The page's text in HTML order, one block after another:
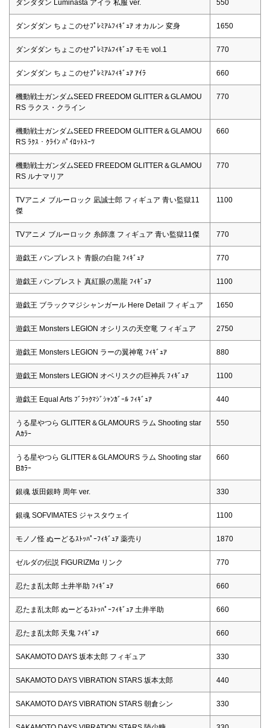
ダンダダン Luminasta アイラ 私服 ver. 550
ダンダダン ちょこのせﾌﾟﾚﾐｱﾑﾌｨｷﾞｭｱ オカルン 変身 1650
ダンダダン ちょこのせﾌﾟﾚﾐｱﾑﾌｨｷﾞｭｱ モモ vol.1 770
ダンダダン ちょこのせﾌﾟﾚﾐｱﾑﾌｨｷﾞｭｱ ｱｲﾗ 660
機動戦士ガンダムSEED FREEDOM GLITTER＆GLAMOU
RS ラクス・クライン
770
機動戦士ガンダムSEED FREEDOM GLITTER＆GLAMOU
RS ﾗｸｽ・ｸﾗｲﾝ ﾊﾟｲﾛｯﾄｽｰﾂ
660
機動戦士ガンダムSEED FREEDOM GLITTER＆GLAMOU
RS ルナマリア
770
TVアニメ ブルーロック 凪誠士郎 フィギュア 青い監獄11
傑
1100
TVアニメ ブルーロック 糸師凛 フィギュア 青い監獄11傑 770
遊戯王 バンプレスト 青眼の白龍 ﾌｨｷﾞｭｱ 770
遊戯王 バンプレスト 真紅眼の黒龍 ﾌｨｷﾞｭｱ 1100
遊戯王 ブラックマジシャンガール Here Detail フィギュア 1650
遊戯王 Monsters LEGION オシリスの天空竜 フィギュア 2750
遊戯王 Monsters LEGION ラーの翼神竜 ﾌｨｷﾞｭｱ 880
遊戯王 Monsters LEGION オベリスクの巨神兵 ﾌｨｷﾞｭｱ 1100
遊戯王 Equal Arts ﾌﾞﾗｯｸﾏｼﾞｼｬﾝｶﾞｰﾙ ﾌｨｷﾞｭｱ 440
うる星やつら GLITTER＆GLAMOURS ラム Shooting star
Aｶﾗｰ
550
うる星やつら GLITTER＆GLAMOURS ラム Shooting star
Bｶﾗｰ
660
銀魂 坂田銀時 周年 ver. 330
銀魂 SOFVIMATES ジャスタウェイ 1100
モノノ怪 ぬーどるｽﾄｯﾊﾟｰﾌｨｷﾞｭｱ 薬売り 1870
ゼルダの伝説 FIGURIZMα リンク 770
忍たま乱太郎 土井半助 ﾌｨｷﾞｭｱ 660
忍たま乱太郎 ぬーどるｽﾄｯﾊﾟｰﾌｨｷﾞｭｱ 土井半助 660
忍たま乱太郎 天鬼 ﾌｨｷﾞｭｱ 660
SAKAMOTO DAYS 坂本太郎 フィギュア 330
SAKAMOTO DAYS VIBRATION STARS 坂本太郎 440
SAKAMOTO DAYS VIBRATION STARS 朝倉シン 330